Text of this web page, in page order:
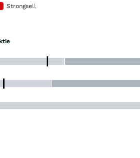
Strongsell